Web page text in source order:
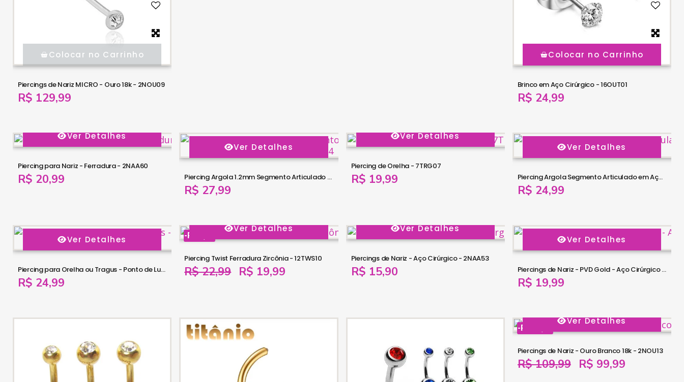
Colocar no Carrinho
Piercings de Nariz MICRO - Ouro 18k - 2NOU09
R$ 129,99
Colocar no Carrinho
Brinco em Aço Cirúrgico - 16OUT01
R$ 24,99
Ver Detalhes
Piercing para Nariz - Ferradura - 2NAA60
R$ 20,99
Ver Detalhes
Piercing Argola 1.2mm Segmento Articulado em Titânio - 6ORE554
R$ 27,99
Ver Detalhes
Piercing de Orelha - 7TRG07
R$ 19,99
Ver Detalhes
Piercing Argola Segmento Articulado em Aço PVD Gold - 6ORE506
R$ 24,99
Ver Detalhes
Piercing para Orelha ou Tragus - Ponto de Luz - 6ORE340
R$ 24,99
-R$ 3,00
Ver Detalhes
Piercing Twist Ferradura Zircônia - 12TWS10
R$ 22,99 R$ 19,99
Ver Detalhes
Piercings de Nariz - Aço Cirúrgico - 2NAA53
R$ 15,90
Ver Detalhes
Piercings de Nariz - PVD Gold - Aço Cirúrgico - 2NAA54
R$ 19,99
-R$ 10,00
Ver Detalhes
Piercings de Nariz - Ouro Branco 18k - 2NOU13
R$ 109,99 R$ 99,99